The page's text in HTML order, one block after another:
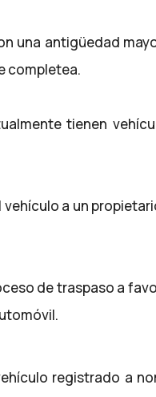
una antigüedad
completea.
tienen
a un
de traspaso a
registrado a